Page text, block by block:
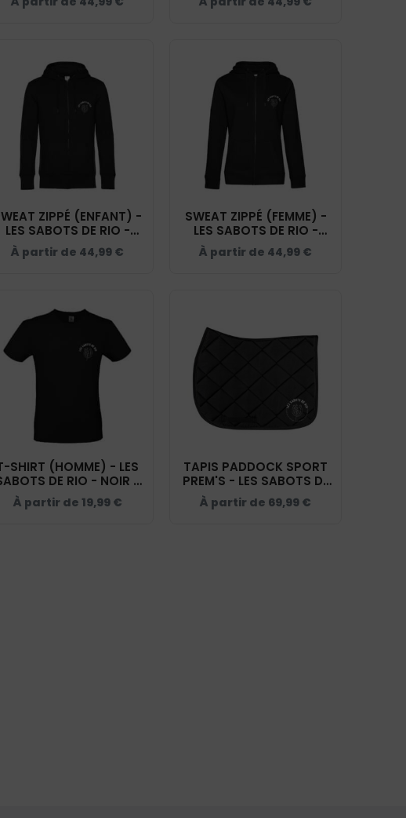
R232F
RS232
ZIPPÉ (ENFANT) -
LES SABOTS DE RIO -
NOIR - K455
À partir de 44,99 €
SWEAT ZIPPÉ (FEMME) -
LES SABOTS DE RIO -
NOIR - BCW03Q
À partir de 44,99 €
SHIRT (HOMME) - LES
DE RIO - NOIR -
BC03T
À partir de 19,99 €
TAPIS PADDOCK SPORT
PREM'S - LES SABOTS DE
RIO - NOIR - 20474
À partir de 69,99 €